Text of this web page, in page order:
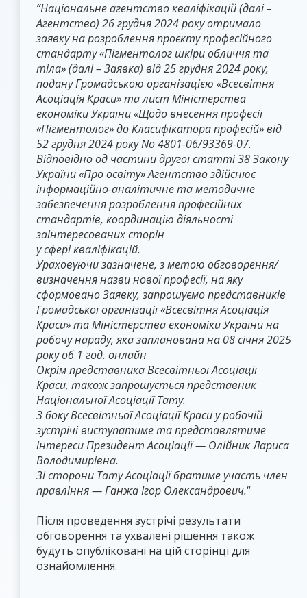
“Національне агентство кваліфікацій (далі –
Агентство) 26 грудня 2024 року отримало
заявку на розроблення проєкту професійного
стандарту «Пігментолог шкіри обличчя та
тіла» (далі – Заявка) від 25 грудня 2024 року,
подану Громадською організацією «Всесвітня
Асоціація Краси» та лист Міністерства
економіки України «Щодо внесення професії
«Пігментолог» до Класифікатора професій» від
52 грудня 2024 року No 4801-06/93369-07.
Відповідно од частини другої статті 38 Закону
України «Про освіту» Агентство здійснює
інформаційно-аналітичне та методичне
забезпечення розроблення професійних
стандартів, координацію діяльності
заінтересованих сторін
у сфері кваліфікацій.
Ураховуючи зазначене, з метою обговорення/
визначення назви нової професії, на яку
сформовано Заявку, запрошуємо представників
Громадської організації «Всесвітня Асоціація
Краси» та Міністерства економіки України на
робочу нараду, яка запланована на 08 січня 2025
року об 1 год. онлайн
Окрім представника Всесвітньої Асоціації
Краси, також запрошується представник
Національної Асоціації Тату.
З боку Всесвітньої Асоціації Краси у робочій
зустрічі виступатиме та представлятиме
інтереси Президент Асоціації — Олійник Лариса
Володимирівна.
Зі сторони Тату Асоціації братиме участь член
правління — Ганжа Ігор Олександрович.“
Після проведення зустрічі результати
обговорення та ухвалені рішення також
будуть опубліковані на цій сторінці для
ознайомлення.